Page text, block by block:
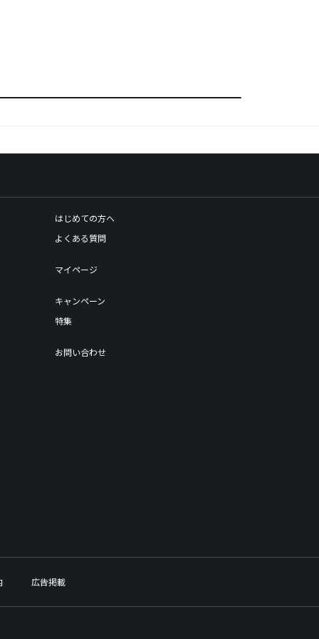
はじめての方へ
よくある質問
マイページ
キャンペーン
特集
お問い合わせ
広告掲載